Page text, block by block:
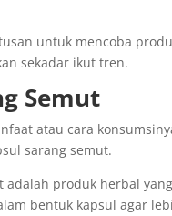
untuk mencoba
sekadar ikut tren.
Semut
atau cara
sarang semut.
adalah produk herbal
bentuk kapsul agar